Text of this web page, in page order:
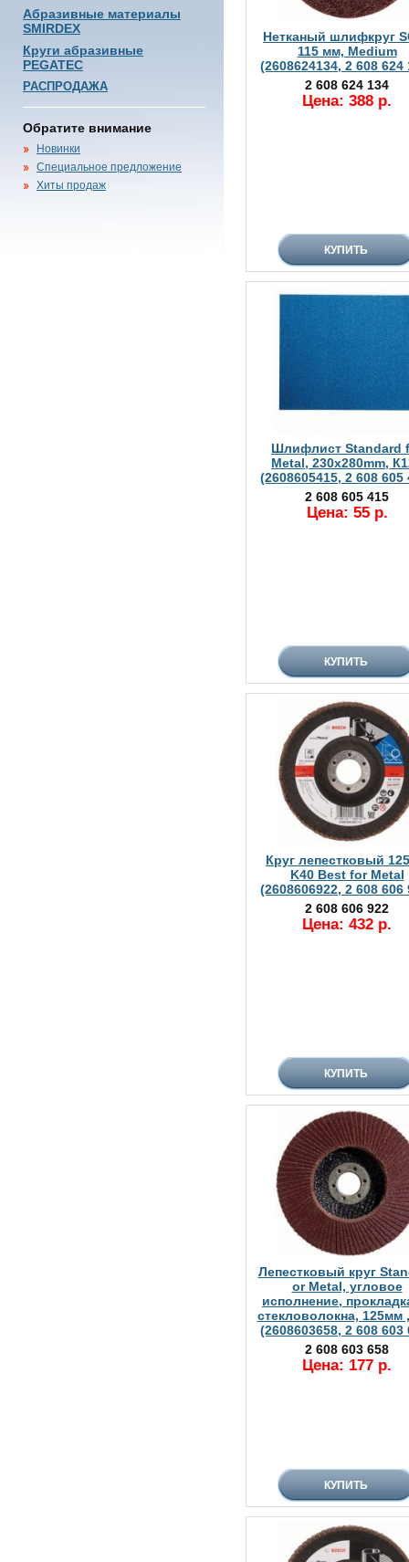
Абразивные материалы
SMIRDEX
Круги абразивные
PEGATEC
РАСПРОДАЖА
Обратите внимание
Новинки
Специальное предложение
Хиты продаж
Нетканый шлифкруг
115 мм, Medium
(2608624134, 2 608 624
2 608 624 134
Цена: 388 р.
Шлифлист Standard
Metal, 230x280mm,
(2608605415, 2 608 605
2 608 605 415
Цена: 55 р.
Круг лепестковый
K40 Best for Metal
(2608606922, 2 608 606
2 608 606 922
Цена: 432 р.
Лепестковый круг
or Metal, угловое
исполнение,
стекловолокна, 125мм
(2608603658, 2 608 603
2 608 603 658
Цена: 177 р.